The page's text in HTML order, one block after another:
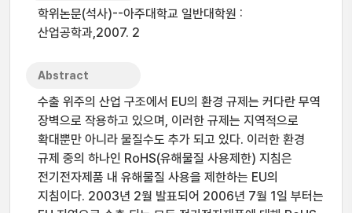
학위논문(석사)--아주대학교 일반대학원 :
산업공학과,2007. 2
Abstract
수출 위주의 산업 구조에서 EU의 환경 규제는 커다란 무역
장벽으로 작용하고 있으며, 이러한 규제는 지역적으로
확대뿐만 아니라 물질수도 추가 되고 있다. 이러한 환경
규제 중의 하나인 RoHS(유해물질 사용제한) 지침은
전기전자제품 내 유해물질 사용을 제한하는 EU의
지침이다. 2003년 2월 발표되어 2006년 7월 1일 부터는